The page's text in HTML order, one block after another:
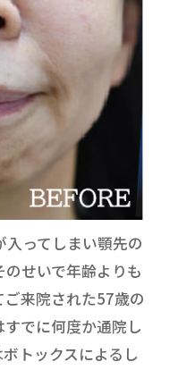
ってしまい顎先の
せいで年齢よりも
来院された57歳の
でに何度か通院し
トックスによるし